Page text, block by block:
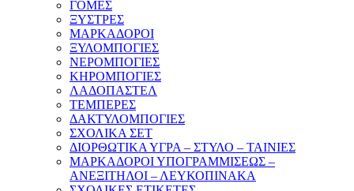
ΓΟΜΕΣ
ΞΥΣΤΡΕΣ
ΜΑΡΚΑΔΟΡΟΙ
ΞΥΛΟΜΠΟΓΙΕΣ
ΝΕΡΟΜΠΟΓΙΕΣ
ΚΗΡΟΜΠΟΓΙΕΣ
ΛΑΔΟΠΑΣΤΕΛ
ΤΕΜΠΕΡΕΣ
ΔΑΚΤΥΛΟΜΠΟΓΙΕΣ
ΣΧΟΛΙΚΑ ΣΕΤ
ΔΙΟΡΘΩΤΙΚΑ ΥΓΡΑ – ΣΤΥΛΟ – ΤΑΙΝΙΕΣ
ΜΑΡΚΑΔΟΡΟΙ ΥΠΟΓΡΑΜΜΙΣΕΩΣ –
ΑΝΕΞΙΤΗΛΟΙ – ΛΕΥΚΟΠΙΝΑΚΑ